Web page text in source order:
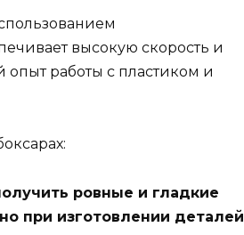
высокую скорость и
работы с пластиком и
ровные и гладкие
при изготовлении деталей